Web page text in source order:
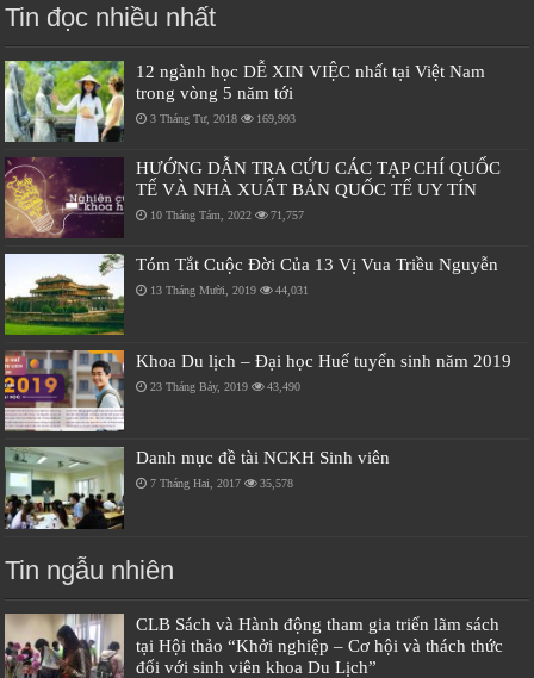
Tin đọc nhiều nhất
12 ngành học DỄ XIN VIỆC nhất tại Việt Nam
trong vòng 5 năm tới
3 Tháng Tư, 2018 169,993
HƯỚNG DẪN TRA CỨU CÁC TẠP CHÍ QUỐC
TẾ VÀ NHÀ XUẤT BẢN QUỐC TẾ UY TÍN
10 Tháng Tám, 2022 71,757
Tóm Tắt Cuộc Đời Của 13 Vị Vua Triều Nguyễn
13 Tháng Mười, 2019 44,031
Khoa Du lịch – Đại học Huế tuyển sinh năm 2019
23 Tháng Bảy, 2019 43,490
Danh mục đề tài NCKH Sinh viên
7 Tháng Hai, 2017 35,578
Tin ngẫu nhiên
CLB Sách và Hành động tham gia triển lãm sách
tại Hội thảo “Khởi nghiệp – Cơ hội và thách thức
đối với sinh viên khoa Du Lịch”